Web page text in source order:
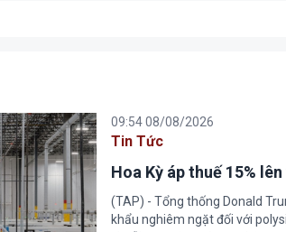
09:54 08/08/2026
Tin Tức
Hoa Kỳ áp thuế 15%
(TAP) - Tổng thống Donald
khẩu nghiêm ngặt đối với